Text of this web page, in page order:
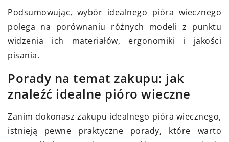
Podsumowując, wybór idealnego pióra wiecznego
polega na porównaniu różnych modeli z punktu
widzenia ich materiałów, ergonomiki i jakości
pisania.
Porady na temat zakupu: jak
znaleźć idealne pióro wieczne
Zanim dokonasz zakupu idealnego pióra wiecznego,
istnieją pewne praktyczne porady, które warto